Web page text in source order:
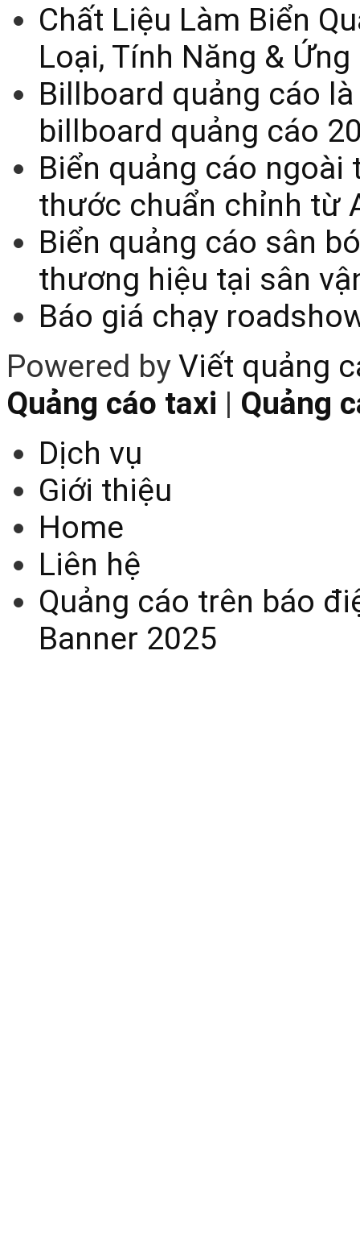
Chất Liệu Làm Biển
Loại, Tính Năng &
Billboard quảng cáo
billboard quảng cáo
Biển quảng cáo
thước chuẩn chỉnh từ
Biển quảng cáo sân
thương hiệu tại sân
Báo giá chạy
Powered byViết quảng
Quảng cáo taxi | Quảng
Dịch vụ
Giới thiệu
Home
Liên hệ
Quảng cáo trên báo
Banner 2025